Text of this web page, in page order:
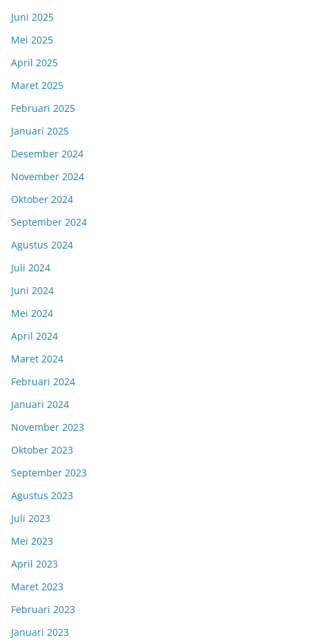
Juni 2025
Mei 2025
April 2025
Maret 2025
Februari 2025
Januari 2025
Desember 2024
November 2024
Oktober 2024
September 2024
Agustus 2024
Juli 2024
Juni 2024
Mei 2024
April 2024
Maret 2024
Februari 2024
Januari 2024
November 2023
Oktober 2023
September 2023
Agustus 2023
Juli 2023
Mei 2023
April 2023
Maret 2023
Februari 2023
Januari 2023